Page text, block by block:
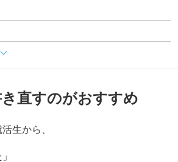
直すのがおすすめ
生から、